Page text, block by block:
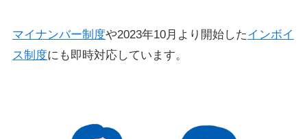
マイナンバー制度や2023年10月より開始したインボイ
ス制度にも即時対応しています。